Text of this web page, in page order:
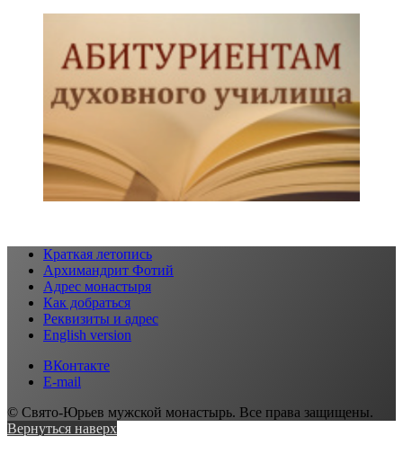
Краткая летопись
Архимандрит Фотий
Адрес монастыря
Как добраться
Реквизиты и адрес
English version
ВКонтакте
E-mail
© Свято-Юрьев мужской монастырь. Все права защищены.
Вернуться наверх